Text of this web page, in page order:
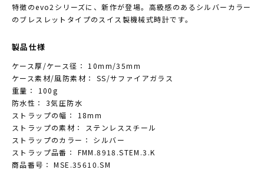
特徴のevo2シリーズに、新作が登場。高級感のあるシルバーカラー
のブレスレットタイプのスイス製機械式時計です。
製品仕様
ケース厚/ケース径： 10mm/35mm
ケース素材/風防素材： SS/サファイアガラス
重量： 100g
防水性： 3気圧防水
ストラップの幅： 18mm
ストラップの素材： ステンレススチール
ストラップのカラー： シルバー
ストラップ品番： FMM.8918.STEM.3.K
商品番号： MSE.35610.SM